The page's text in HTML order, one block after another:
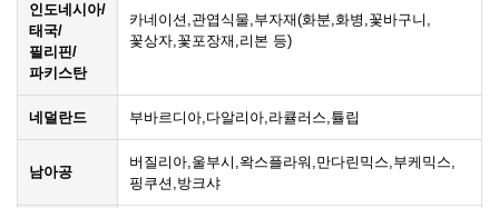
인도네시아/
태국/
필리핀/
파키스탄
카네이션,관엽식물,부자재(화분,화병,꽃바구니,
꽃상자,꽃포장재,리본 등)
네덜란드 부바르디아,다알리아,라큘러스,튤립
남아공
버질리아,울부시,왁스플라워,만다린믹스,부케믹스,
핑쿠션,방크샤